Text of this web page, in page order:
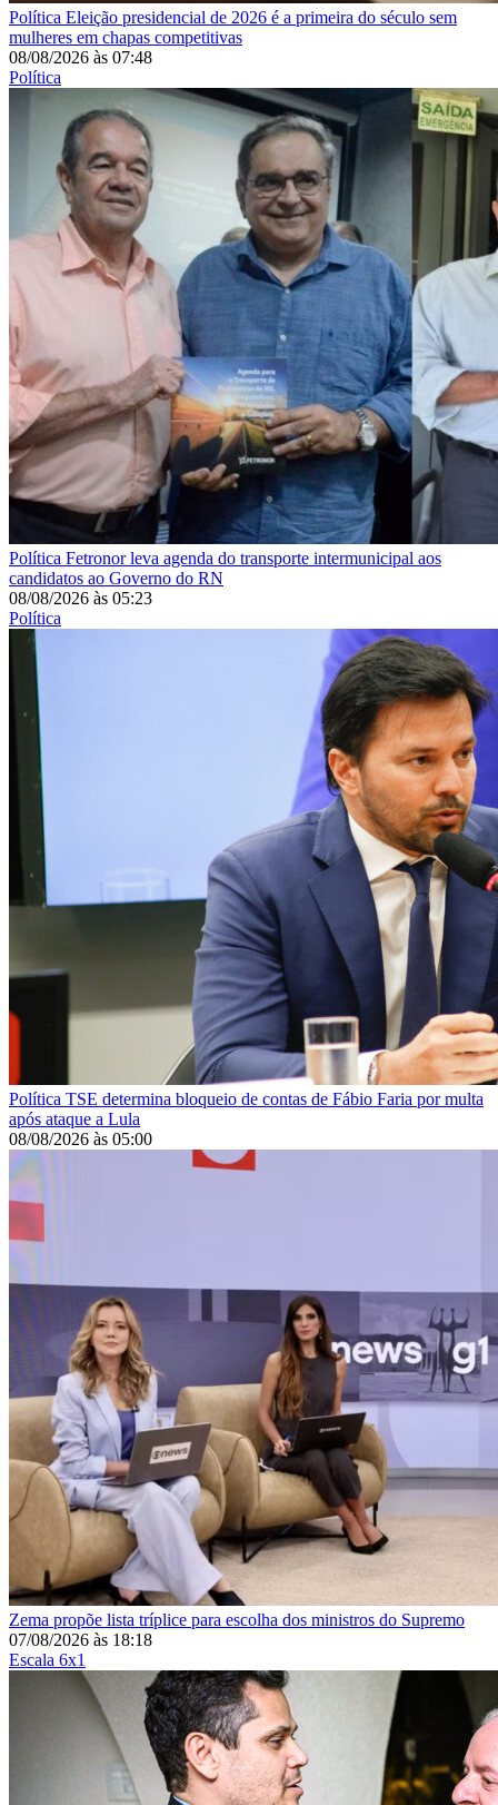
Política Eleição presidencial de 2026 é a primeira do século sem
mulheres em chapas competitivas
08/08/2026 às 07:48
Política
Política Fetronor leva agenda do transporte intermunicipal aos
candidatos ao Governo do RN
08/08/2026 às 05:23
Política
Política TSE determina bloqueio de contas de Fábio Faria por multa
após ataque a Lula
08/08/2026 às 05:00
Zema propõe lista tríplice para escolha dos ministros do Supremo
07/08/2026 às 18:18
Escala 6x1